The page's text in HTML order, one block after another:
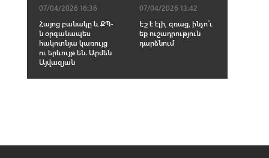
07/04/2026 16:36
Հայոց բանակը և ՔՊ-
ն օրգանապես
հակոտնյա կառույց
ու երևույթ են. Արմեն
Այվազյան
07/04/2026 13:42
Էշ է էլի, զռաց, ինչո՞ւ
եք ուշադրություն
դարձնում